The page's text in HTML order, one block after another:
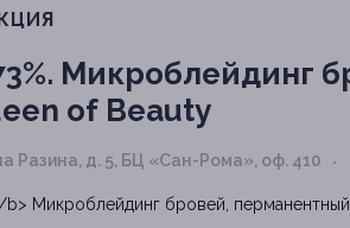
Микроблейдинг
of Beauty
Разина, д. 5, БЦ «Сан-Рома», оф. 410